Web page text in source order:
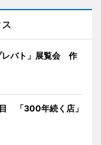
レバト」展覧会 作
「300年続く店」